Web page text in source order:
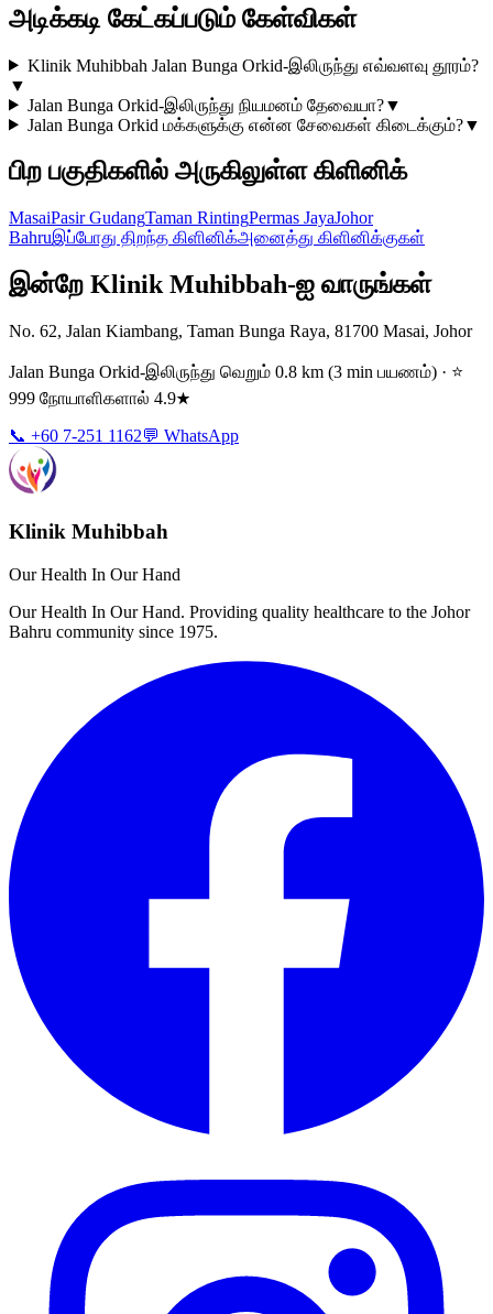
அடிக்கடி கேட்கப்படும் கேள்விகள்
Klinik Muhibbah Jalan Bunga Orkid-இலிருந்து எவ்வளவு தூரம்?
▼
Jalan Bunga Orkid-இலிருந்து நியமனம் தேவையா?▼
Jalan Bunga Orkid மக்களுக்கு என்ன சேவைகள் கிடைக்கும்?▼
பிற பகுதிகளில் அருகிலுள்ள கிளினிக்
MasaiPasir GudangTaman RintingPermas JayaJohor
Bahruஇப்போது திறந்த கிளினிக்அனைத்து கிளினிக்குகள்
இன்றே Klinik Muhibbah-ஐ வாருங்கள்
No. 62, Jalan Kiambang, Taman Bunga Raya, 81700 Masai, Johor
Jalan Bunga Orkid-இலிருந்து வெறும் 0.8 km (3 min பயணம்) · ⭐
999 நோயாளிகளால் 4.9★
📞 +60 7-251 1162💬 WhatsApp
Klinik Muhibbah
Our Health In Our Hand
Our Health In Our Hand. Providing quality healthcare to the Johor
Bahru community since 1975.